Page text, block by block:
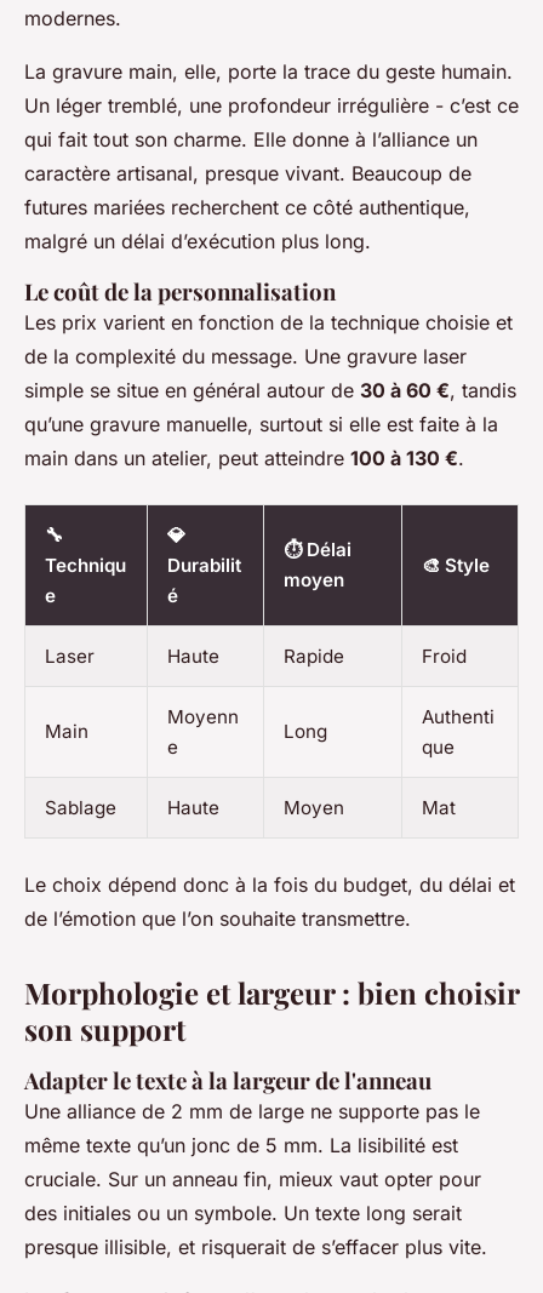
modernes.
La gravure main, elle, porte la trace du geste humain.
Un léger tremblé, une profondeur irrégulière - c’est ce
qui fait tout son charme. Elle donne à l’alliance un
caractère artisanal, presque vivant. Beaucoup de
futures mariées recherchent ce côté authentique,
malgré un délai d’exécution plus long.
Le coût de la personnalisation
Les prix varient en fonction de la technique choisie et
de la complexité du message. Une gravure laser
simple se situe en général autour de 30 à 60 €, tandis
qu’une gravure manuelle, surtout si elle est faite à la
main dans un atelier, peut atteindre 100 à 130 €.
🔧
Techniqu
e
💎
Durabilit
é
⏱️ Délai
moyen
🎨 Style
Laser Haute Rapide Froid
Main
Moyenn
e
Long
Authenti
que
Sablage Haute Moyen Mat
Le choix dépend donc à la fois du budget, du délai et
de l’émotion que l’on souhaite transmettre.
Morphologie et largeur : bien choisir
son support
Adapter le texte à la largeur de l'anneau
Une alliance de 2 mm de large ne supporte pas le
même texte qu’un jonc de 5 mm. La lisibilité est
cruciale. Sur un anneau fin, mieux vaut opter pour
des initiales ou un symbole. Un texte long serait
presque illisible, et risquerait de s’effacer plus vite.